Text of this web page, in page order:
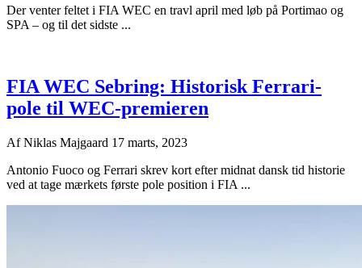
Der venter feltet i FIA WEC en travl april med løb på Portimao og
SPA – og til det sidste ...
FIA WEC Sebring: Historisk Ferrari-
pole til WEC-premieren
AfNiklas Majgaard 17 marts, 2023
Antonio Fuoco og Ferrari skrev kort efter midnat dansk tid historie
ved at tage mærkets første pole position i FIA ...